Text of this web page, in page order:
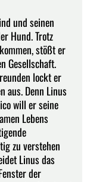
und seinen
Hund. Trotz
stößt er
Gesellschaft.
lockt er
aus. Denn Linus
will er seine
Lebens
zu verstehen
Linus das
der